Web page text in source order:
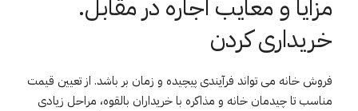
خریداری کردن
فروش خانه می تواند فرآیندی پیچیده و زمان بر باشد. از تعیین قیمت
مناسب تا چیدمان خانه و مذاکره با خریداران بالقوه، مراحل زیادی